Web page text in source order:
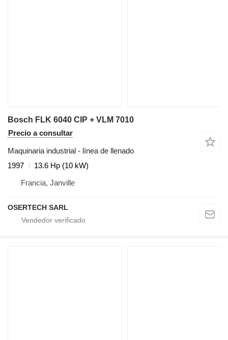
Bosch FLK 6040 CIP + VLM 7010
Precio a consultar
Maquinaria industrial - línea de llenado
1997
13.6 Hp (10 kW)
Francia, Janville
OSERTECH SARL